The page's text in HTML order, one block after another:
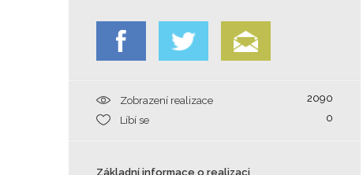
Zobrazení realizace
2090
Líbí se
0
Základní informace o realizaci